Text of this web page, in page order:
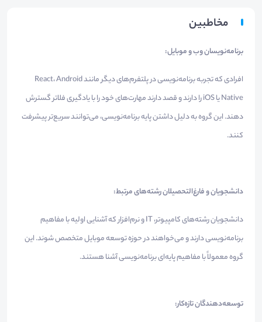
مخاطبین
برنامه‌نویسان وب و موبایل:
افرادی که تجربه برنامه‌نویسی در پلتفرم‌های دیگر مانند React، Android
Native یا iOS را دارند و قصد دارند مهارت‌های خود را با یادگیری فلاتر گسترش
دهند. این گروه به دلیل داشتن پایه برنامه‌نویسی، می‌توانند سریع‌تر پیشرفت
کنند.
دانشجویان و فارغ‌التحصیلان رشته‌های مرتبط:
دانشجویان رشته‌های کامپیوتر، IT و نرم‌افزار که آشنایی اولیه با مفاهیم
برنامه‌نویسی دارند و می‌خواهند در حوزه توسعه موبایل متخصص شوند. این
گروه معمولاً با مفاهیم پایه‌ای برنامه‌نویسی آشنا هستند.
توسعه‌دهندگان تازه‌کار: